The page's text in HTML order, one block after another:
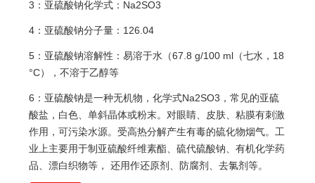
3：亚硫酸钠化学式：Na2SO3
4：亚硫酸钠分子量：126.04
5：亚硫酸钠溶解性：易溶于水（67.8 g/100 ml（七水，18
°C），不溶于乙醇等
6：亚硫酸钠是一种无机物，化学式Na2SO3，常见的亚硫
酸盐，白色、单斜晶体或粉末。对眼睛、皮肤、粘膜有刺激
作用，可污染水源。受高热分解产生有毒的硫化物烟气。工
业上主要用于制亚硫酸纤维素酯、硫代硫酸钠、有机化学药
品、漂白织物等， 还用作还原剂、防腐剂、去氯剂等。